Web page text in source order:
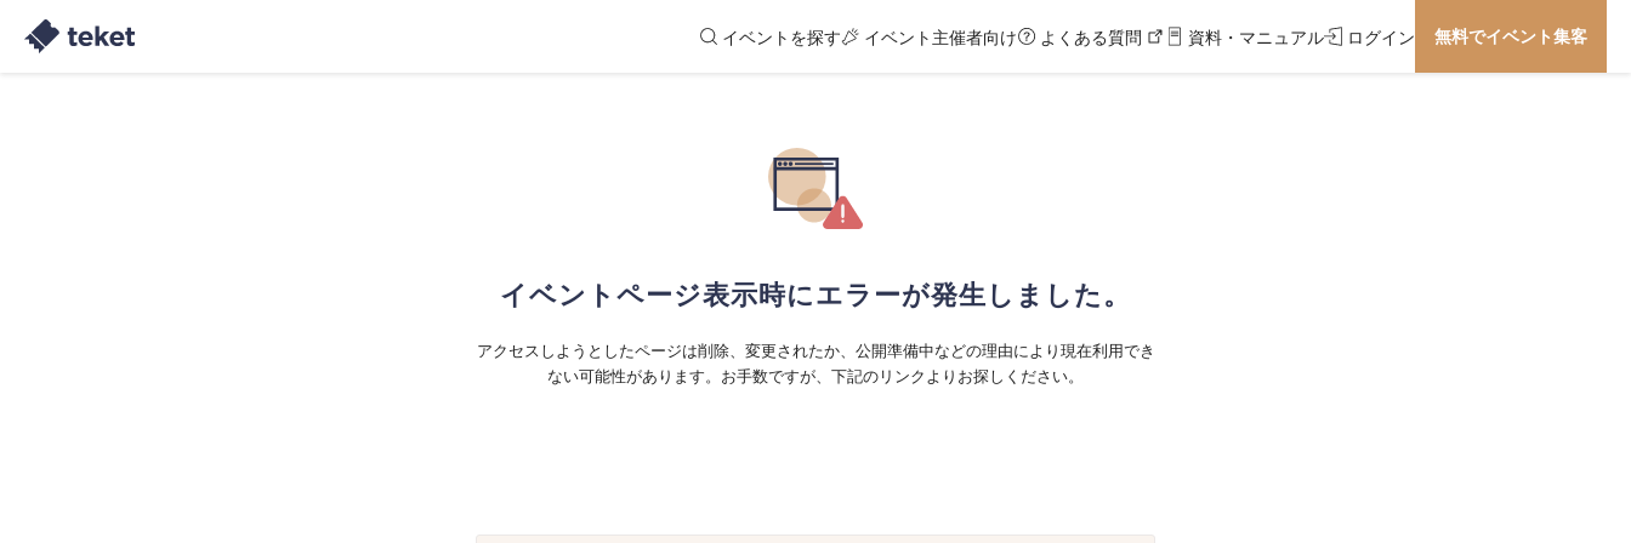
イベントを探す イベント主催者向け よくある質問 資料・マニュアル ログイン 無料でイベント集客
イベントページ表示時にエラーが発生しました。
アクセスしようとしたページは削除、変更されたか、公開準備中などの理由により現在利用でき
ない可能性があります。お手数ですが、下記のリンクよりお探しください。